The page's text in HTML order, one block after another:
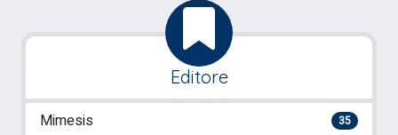
Editore
Mimesis 35